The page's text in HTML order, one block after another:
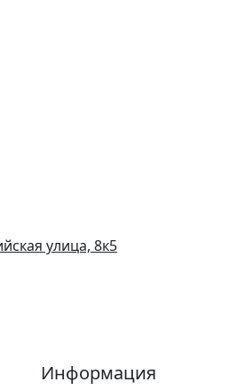
улица, 8к5
Информация